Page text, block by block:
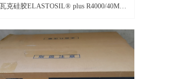
瓦克硅胶ELASTOSIL® plus R4000/40MH-